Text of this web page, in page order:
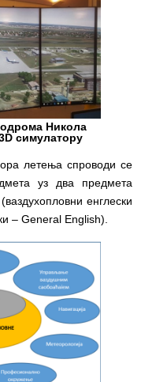
Никола
симулатору
летења спроводи се
уз два предмета
(ваздухопловни енглески
– General Еnglish).